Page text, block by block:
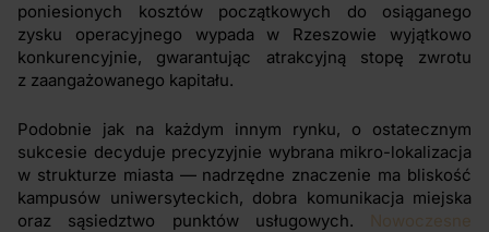
poniesionych kosztów początkowych do osiąganego
zysku operacyjnego wypada w Rzeszowie wyjątkowo
konkurencyjnie, gwarantując atrakcyjną stopę zwrotu
z zaangażowanego kapitału.
Podobnie jak na każdym innym rynku, o ostatecznym
sukcesie decyduje precyzyjnie wybrana mikro-lokalizacja
w strukturze miasta — nadrzędne znaczenie ma bliskość
kampusów uniwersyteckich, dobra komunikacja miejska
oraz sąsiedztwo punktów usługowych.
Nowoczesne